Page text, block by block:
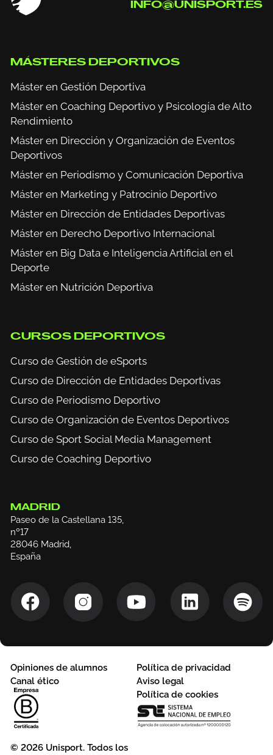
INFO@UNISPORT.ES
MÁSTERES DEPORTIVOS
Máster en Gestión Deportiva
Máster en Coaching Deportivo y Psicología de Alto
Rendimiento
Máster en Dirección y Organización de Eventos
Deportivos
Máster en Periodismo y Comunicación Deportiva
Máster en Marketing y Patrocinio Deportivo
Máster en Dirección de Entidades Deportivas
Máster en Derecho Deportivo Internacional
Máster en Big Data e Inteligencia Artificial en el
Deporte
Máster en Nutrición Deportiva
CURSOS DEPORTIVOS
Curso de Gestión de eSports
Curso de Dirección de Entidades Deportivas
Curso de Periodismo Deportivo
Curso de Organización de Eventos Deportivos
Curso de Sport Social Media Management
Curso de Coaching Deportivo
MADRID
Paseo de la Castellana 135,
nº17
28046 Madrid,
España
Opiniones de alumnos
Canal ético
Política de privacidad
Aviso legal
Política de cookies
© 2026 Unisport. Todos los